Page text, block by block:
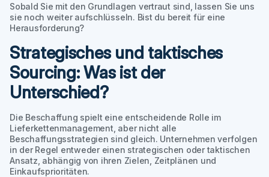
Sobald Sie mit den Grundlagen vertraut sind, lassen Sie uns
sie noch weiter aufschlüsseln. Bist du bereit für eine
Herausforderung?
Strategisches und taktisches
Sourcing: Was ist der
Unterschied?
Die Beschaffung spielt eine entscheidende Rolle im
Lieferkettenmanagement, aber nicht alle
Beschaffungsstrategien sind gleich. Unternehmen verfolgen
in der Regel entweder einen strategischen oder taktischen
Ansatz, abhängig von ihren Zielen, Zeitplänen und
Einkaufsprioritäten.